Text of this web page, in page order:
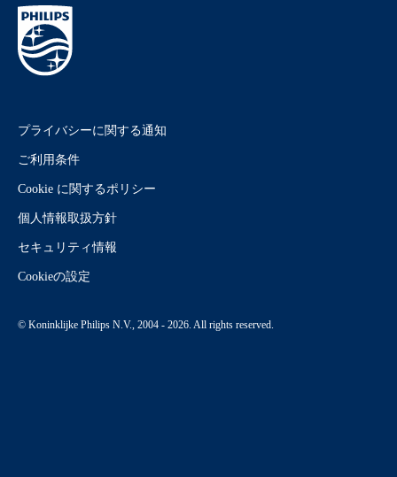
プライバシーに関する通知
ご利用条件
Cookie に関するポリシー
個人情報取扱方針
セキュリティ情報
Cookieの設定
© Koninklijke Philips N.V., 2004 - 2026. All rights reserved.